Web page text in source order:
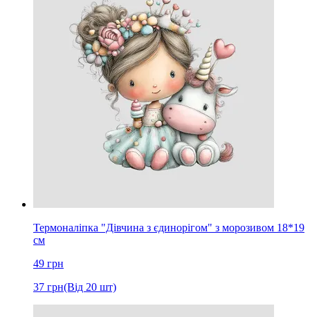
Термоналіпка "Дівчина з єдинорігом" з морозивом 18*19
см
49 грн
37 грн(Від 20 шт)